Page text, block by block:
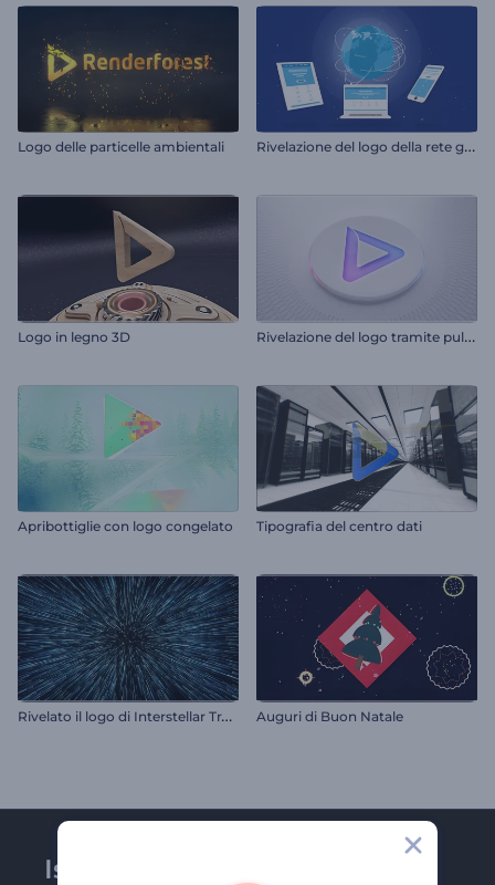
Logo delle particelle ambientali R
ivelazione del logo della rete globale
Logo in legno 3D R
ivelazione del logo tramite pulsante
Apribottiglie con logo congelato Tipografia del centro dati
R
ivelato il logo di Interstellar Travel Auguri di Buon Natale
Iscriviti alla newsletter di